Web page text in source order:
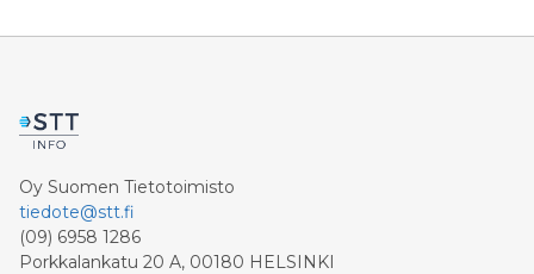
Oy Suomen Tietotoimisto
tiedote@stt.fi
(09) 6958 1286
Porkkalankatu 20 A, 00180 HELSINKI